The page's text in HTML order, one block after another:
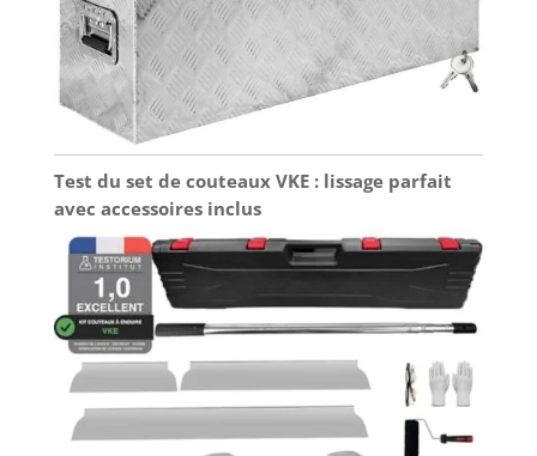
Test du set de couteaux VKE : lissage parfait
avec accessoires inclus